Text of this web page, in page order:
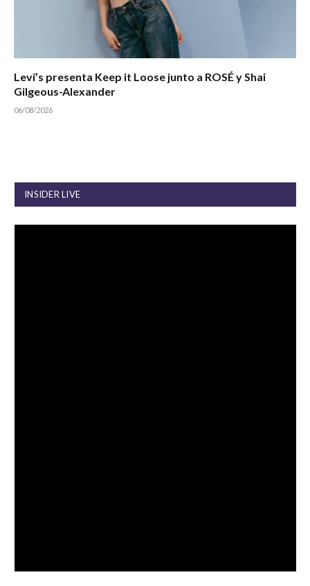
Levi’s presenta Keep it Loose junto a ROSÉ y Shai
Gilgeous-Alexander
06/08/2026
INSIDER LIVE